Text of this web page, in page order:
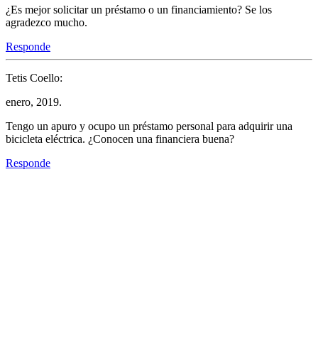
¿Es mejor solicitar un préstamo o un financiamiento? Se los
agradezco mucho.
Responde
Tetis Coello:
enero, 2019.
Tengo un apuro y ocupo un préstamo personal para adquirir una
bicicleta eléctrica. ¿Conocen una financiera buena?
Responde